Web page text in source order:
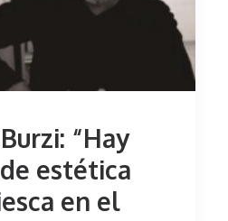
“Hay
estética
en el